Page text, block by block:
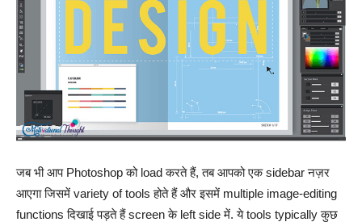
जब भी आप Photoshop को load करते हैं, तब आपको एक sidebar नज़र
आएगा जिसमें variety of tools होते हैं और इसमें multiple image-editing
functions दिखाई पड़ते हैं screen के left side में. ये tools typically कुछ